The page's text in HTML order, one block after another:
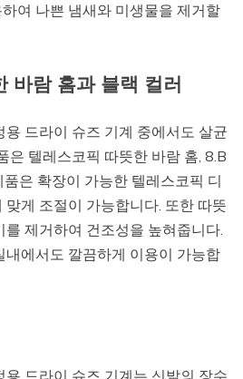
여 나쁜 냄새와 미생물을 제거할
바람 홈과 블랙 컬러
드라이 슈즈 기계 중에서도 살균
은 텔레스코픽 따뜻한 바람 홈, 8.B
은 확장이 가능한 텔레스코픽 디
게 조절이 가능합니다. 또한 따뜻
제거하여 건조성을 높혀줍니다.
내에서도 깔끔하게 이용이 가능합
드라이 슈즈 기계는 신발의 장수